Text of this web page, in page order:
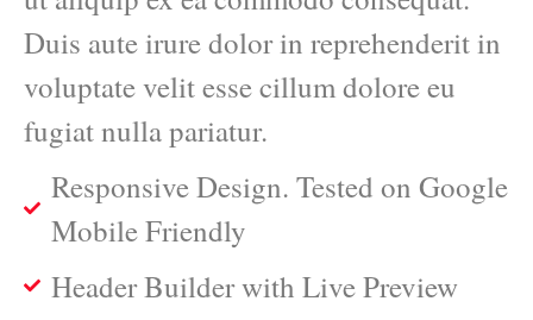
Duis aute irure dolor in reprehenderit in
voluptate velit esse cillum dolore eu
fugiat nulla pariatur.
Responsive Design. Tested on Google
Mobile Friendly
Header Builder with Live Preview